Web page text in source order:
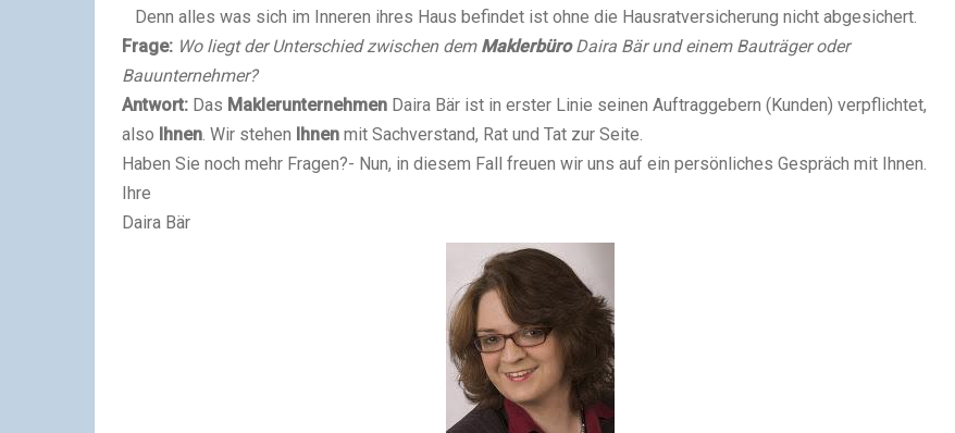
Denn alles was sich im Inneren ihres Haus befindet ist ohne die Hausratversicherung nicht abgesichert.
Frage: Wo liegt der Unterschied zwischen dem MaklerbüroDaira Bärund einem Bauträger oder
Bauunternehmer?
Antwort: Das Maklerunternehmen Daira Bär ist in erster Linie seinen Auftraggebern (Kunden) verpflichtet,
also Ihnen. Wir stehen Ihnen mit Sachverstand, Rat und Tat zur Seite.
Haben Sie noch mehr Fragen?- Nun, in diesem Fall freuen wir uns auf ein persönliches Gespräch mit Ihnen.
Ihre
Daira Bär